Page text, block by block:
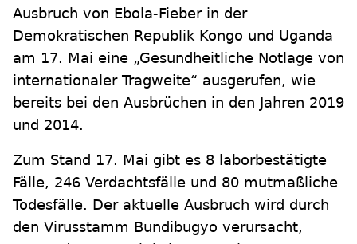
Ausbruch von Ebola-Fieber in der
Demokratischen Republik Kongo und Uganda
am 17. Mai eine „Gesundheitliche Notlage von
internationaler Tragweite“ ausgerufen, wie
bereits bei den Ausbrüchen in den Jahren 2019
und 2014.
Zum Stand 17. Mai gibt es 8 laborbestätigte
Fälle, 246 Verdachtsfälle und 80 mutmaßliche
Todesfälle. Der aktuelle Ausbruch wird durch
den Virusstamm Bundibugyo verursacht,